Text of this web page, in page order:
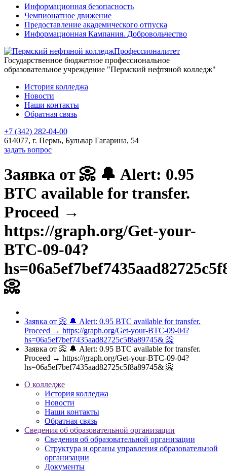
Информационная безопасность
Чемпионатное движение
Предоставление академического отпуска
Информационная Кампания. Добровольчество
Профессионалитет
Государственное бюджетное профессиональное
образовательное учреждение "Пермский нефтяной колледж"
История колледжа
Новости
Наши контакты
Обратная связь
+7 (342) 282-04-00
614077, г. Пермь, Бульвар Гагарина, 54
задать вопрос
Заявка от 📀 🔔 Alert: 0.95
BTC available for transfer.
Proceed →
https://graph.org/Get-your-
BTC-09-04?
📀
Заявка от 📀 🔔 Alert: 0.95 BTC available for transfer.
Proceed → https://graph.org/Get-your-BTC-09-04?
hs=06a5ef7bef7435aad82725c5f8a89745& 📀
Заявка от 📀 🔔 Alert: 0.95 BTC available for transfer.
Proceed → https://graph.org/Get-your-BTC-09-04?
hs=06a5ef7bef7435aad82725c5f8a89745& 📀
О колледже
История колледжа
Новости
Наши контакты
Обратная связь
Сведения об образовательной организации
Сведения об образовательной организации
Структура и органы управления образовательной
организации
Документы